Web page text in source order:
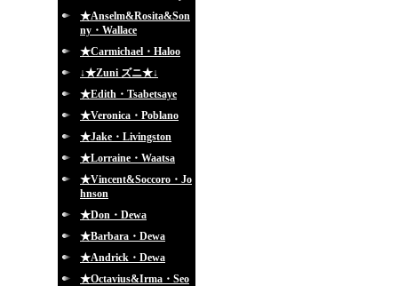
★Anselm&Rosita&Son
ny・Wallace
★Carmichael・Haloo
↓★Zuni ズニ★↓
★Edith・Tsabetsaye
★Veronica・Poblano
★Jake・Livingston
★Lorraine・Waatsa
★Vincent&Soccoro・Jo
hnson
★Don・Dewa
★Barbara・Dewa
★Andrick・Dewa
★Octavius&Irma・Seo